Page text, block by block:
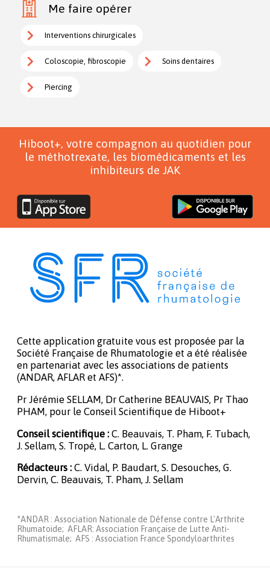
Me faire opérer
Interventions chirurgicales
Coloscopie, fibroscopie Soins dentaires
Piercing
Hiboot+, votre compagnon au quotidien pour
le méthotrexate, les biomédicaments et les
inhibiteurs de JAK
Cette application gratuite vous est proposée par la
Société Française de Rhumatologie et a été réalisée
en partenariat avec les associations de patients
(ANDAR, AFLAR et AFS)*.
Pr Jérémie SELLAM, Dr Catherine BEAUVAIS, Pr Thao
PHAM, pour le Conseil Scientifique de Hiboot+
Conseil scientifique : C. Beauvais, T. Pham, F. Tubach,
J. Sellam, S. Tropé, L. Carton, L. Grange
Rédacteurs : C. Vidal, P. Baudart, S. Desouches, G.
Dervin, C. Beauvais, T. Pham, J. Sellam
*ANDAR : Association Nationale de Défense contre L'Arthrite
Rhumatoide; AFLAR: Association Française de Lutte Anti-
Rhumatismale; AFS : Association France Spondyloarthrites